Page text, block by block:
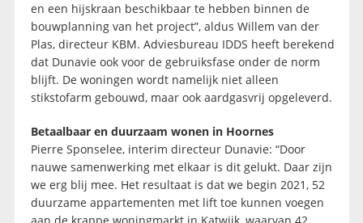
en een hijskraan beschikbaar te hebben binnen de
bouwplanning van het project”, aldus Willem van der
Plas, directeur KBM. Adviesbureau IDDS heeft berekend
dat Dunavie ook voor de gebruiksfase onder de norm
blijft. De woningen wordt namelijk niet alleen
stikstofarm gebouwd, maar ook aardgasvrij opgeleverd.
Betaalbaar en duurzaam wonen in Hoornes
Pierre Sponselee, interim directeur Dunavie: “Door
nauwe samenwerking met elkaar is dit gelukt. Daar zijn
we erg blij mee. Het resultaat is dat we begin 2021, 52
duurzame appartementen met lift toe kunnen voegen